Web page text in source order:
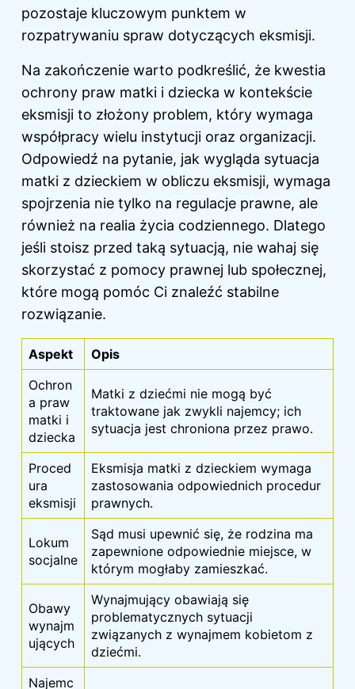
pozostaje kluczowym punktem w
rozpatrywaniu spraw dotyczących eksmisji.
Na zakończenie warto podkreślić, że kwestia
ochrony praw matki i dziecka w kontekście
eksmisji to złożony problem, który wymaga
współpracy wielu instytucji oraz organizacji.
Odpowiedź na pytanie, jak wygląda sytuacja
matki z dzieckiem w obliczu eksmisji, wymaga
spojrzenia nie tylko na regulacje prawne, ale
również na realia życia codziennego. Dlatego
jeśli stoisz przed taką sytuacją, nie wahaj się
skorzystać z pomocy prawnej lub społecznej,
które mogą pomóc Ci znaleźć stabilne
rozwiązanie.
Aspekt
Opis
Ochron
a praw
matki i
dziecka
Matki z dziećmi nie mogą być
traktowane jak zwykli najemcy; ich
sytuacja jest chroniona przez prawo.
Proced
ura
eksmisji
Eksmisja matki z dzieckiem wymaga
zastosowania odpowiednich procedur
prawnych.
Lokum
socjalne
Sąd musi upewnić się, że rodzina ma
zapewnione odpowiednie miejsce, w
którym mogłaby zamieszkać.
Obawy
wynajm
ujących
Wynajmujący obawiają się
problematycznych sytuacji
związanych z wynajmem kobietom z
dziećmi.
Najemc